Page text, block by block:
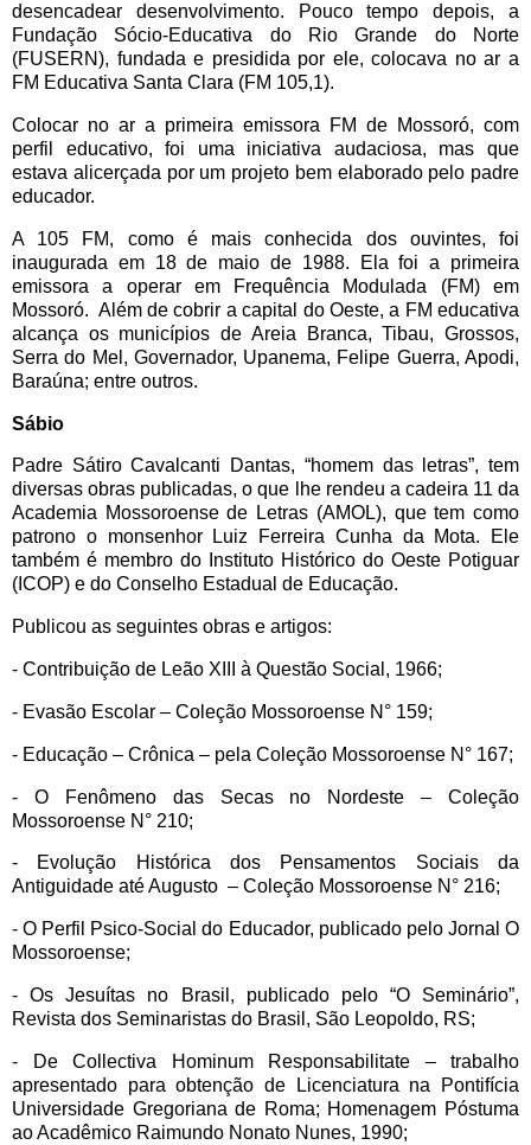
desencadear desenvolvimento. Pouco tempo depois, a
Fundação Sócio-Educativa do Rio Grande do Norte
(FUSERN), fundada e presidida por ele, colocava no ar a
FM Educativa Santa Clara (FM 105,1).
Colocar no ar a primeira emissora FM de Mossoró, com
perfil educativo, foi uma iniciativa audaciosa, mas que
estava alicerçada por um projeto bem elaborado pelo padre
educador.
A 105 FM, como é mais conhecida dos ouvintes, foi
inaugurada em 18 de maio de 1988. Ela foi a primeira
emissora a operar em Frequência Modulada (FM) em
Mossoró. Além de cobrir a capital do Oeste, a FM educativa
alcança os municípios de Areia Branca, Tibau, Grossos,
Serra do Mel, Governador, Upanema, Felipe Guerra, Apodi,
Baraúna; entre outros.
Sábio
Padre Sátiro Cavalcanti Dantas, “homem das letras”, tem
diversas obras publicadas, o que lhe rendeu a cadeira 11 da
Academia Mossoroense de Letras (AMOL), que tem como
patrono o monsenhor Luiz Ferreira Cunha da Mota. Ele
também é membro do Instituto Histórico do Oeste Potiguar
(ICOP) e do Conselho Estadual de Educação.
Publicou as seguintes obras e artigos:
- Contribuição de Leão XIII à Questão Social, 1966;
- Evasão Escolar – Coleção Mossoroense N° 159;
- Educação – Crônica – pela Coleção Mossoroense N° 167;
- O Fenômeno das Secas no Nordeste – Coleção
Mossoroense N° 210;
- Evolução Histórica dos Pensamentos Sociais da
Antiguidade até Augusto – Coleção Mossoroense N° 216;
- O Perfil Psico-Social do Educador, publicado pelo Jornal O
Mossoroense;
- Os Jesuítas no Brasil, publicado pelo “O Seminário”,
Revista dos Seminaristas do Brasil, São Leopoldo, RS;
- De Collectiva Hominum Responsabilitate – trabalho
apresentado para obtenção de Licenciatura na Pontifícia
Universidade Gregoriana de Roma; Homenagem Póstuma
ao Acadêmico Raimundo Nonato Nunes, 1990;